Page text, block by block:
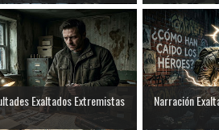
Exaltados Extremistas
Narración